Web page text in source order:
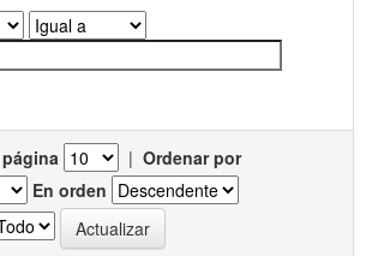
| Ordenar por
En orden